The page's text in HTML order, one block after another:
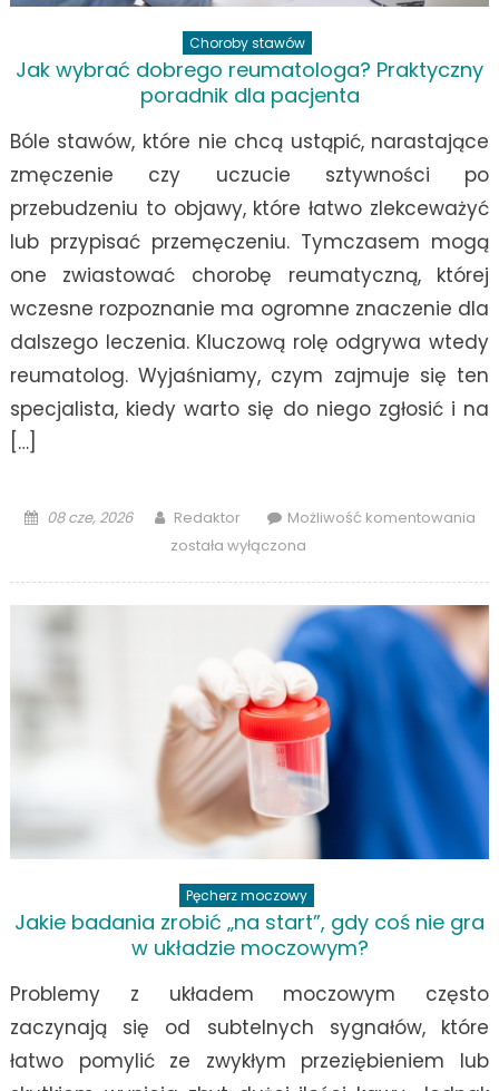
Choroby stawów
Jak wybrać dobrego reumatologa? Praktyczny
poradnik dla pacjenta
Bóle stawów, które nie chcą ustąpić, narastające
zmęczenie czy uczucie sztywności po
przebudzeniu to objawy, które łatwo zlekceważyć
lub przypisać przemęczeniu. Tymczasem mogą
one zwiastować chorobę reumatyczną, której
wczesne rozpoznanie ma ogromne znaczenie dla
dalszego leczenia. Kluczową rolę odgrywa wtedy
reumatolog. Wyjaśniamy, czym zajmuje się ten
specjalista, kiedy warto się do niego zgłosić i na
[…]
Posted
08 cze, 2026 Author
Redaktor Możliwość komentowaniaJak
dla
została wyłączona
Pęcherz moczowy
Jakie badania zrobić „na start”, gdy coś nie gra
w układzie moczowym?
Problemy z układem moczowym często
zaczynają się od subtelnych sygnałów, które
łatwo pomylić ze zwykłym przeziębieniem lub